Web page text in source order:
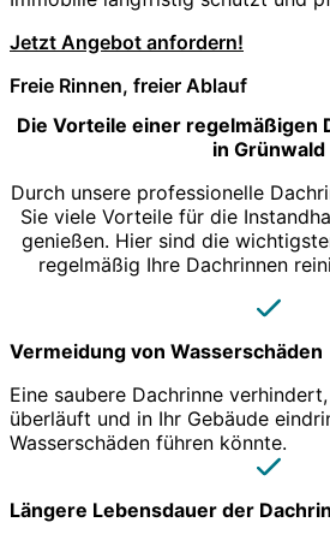
Jetzt Angebot anfordern!
Freie Rinnen, freier Ablauf
Die Vorteile einer regelmäßigen
in Grünwald
Durch unsere professionelle
Sie viele Vorteile für die
genießen. Hier sind die
regelmäßig Ihre Dachrinnen
Vermeidung von Wasserschäden
Eine saubere Dachrinne
überläuft und in Ihr Gebäude
Wasserschäden führen könnte.
Längere Lebensdauer der